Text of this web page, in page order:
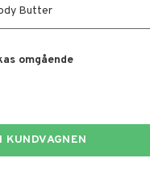
Butter
omgående
KUNDVAGNEN